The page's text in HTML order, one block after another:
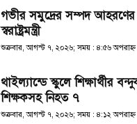
গভীর সমুদ্রের সম্পদ আহরণের
স্বরাষ্ট্রমন্ত্রী
শুক্রবার, আগস্ট ৭, ২০২৬; সময় : ৪:৫৬ অপরাহ্ণ
থাইল্যান্ডে স্কুলে শিক্ষার্থীর
শিক্ষকসহ নিহত ৭
শুক্রবার, আগস্ট ৭, ২০২৬; সময় : ৪:১২ অপরাহ্ণ